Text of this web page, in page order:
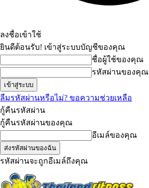
ลงชื่อเข้าใช้
ยินดีต้อนรับ! เข้าสู่ระบบบัญชีของคุณ
ชื่อผู้ใช้ของคุณ
รหัสผ่านของคุณ
ลืมรหัสผ่านหรือไม่? ขอความช่วยเหลือ
กู้คืนรหัสผ่าน
กู้คืนรหัสผ่านของคุณ
อีเมล์ของคุณ
รหัสผ่านจะถูกอีเมล์ถึงคุณ